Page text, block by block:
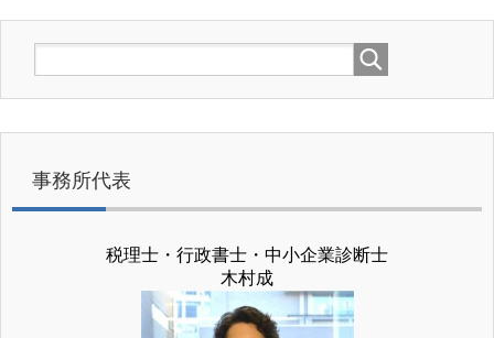
事務所代表
税理士・行政書士・中小企業診断士
木村成